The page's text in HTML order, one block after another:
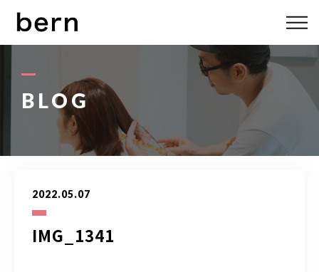
BLOG
2022.05.07
IMG_1341
ABOUT US
STYLE